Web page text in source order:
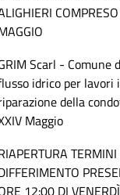
Scarl - Comune
idrico per
della
Maggio
12:00 DI